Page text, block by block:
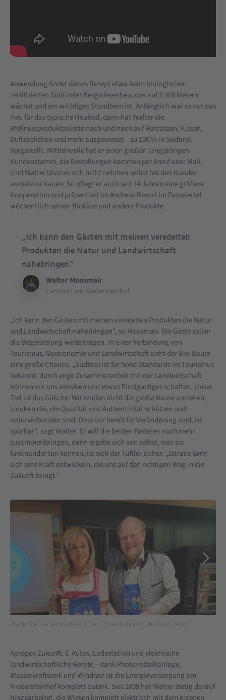
Anwendung findet dieses Rezept etwa beim biologischen
zertifizierten Südtiroler Bergwiesenheu, das auf 2.000 Metern
wächst und ein wichtiges Standbein ist. Anfänglich war es nur das
Heu für das typische Heubad, dann hat Walter die
Wellnessproduktpalette nach und nach auf Matratzen, Kissen,
Duftsäckchen und mehr ausgeweitet – zu 100 % in Südtirol
hergestellt. Mittlerweile hat er einen großen langjährigen
Kundenstamm, die Bestellungen kommen per Anruf oder Mail.
Und Walter lässt es sich nicht nehmen selbst bei den Kunden
vorbeizuschauen. So pflegt er auch seit 14 Jahren eine größere
Kooperation und präsentiert im Andreus Resort im Passeiertal
wöchentlich seinen Biokäse und andere Produkte.
„Ich kann den Gästen mit meinen veredelten
Produkten die Natur und Landwirtschaft
nahebringen.“
Walter Moosmair
Landwirt am Niedersteinhof
„Ich kann den Gästen mit meinen veredelten Produkten die Natur
und Landwirtschaft nahebringen“, so Moosmair. Die Gäste sollen
die Begeisterung weitertragen. In einer Verbindung von
Tourismus, Gastronomie und Landwirtschaft sieht der Bio-Bauer
eine große Chance. „Südtirol ist für hohe Standards im Tourismus
bekannt, durch enge Zusammenarbeit mit der Landwirtschaft
können wir uns abheben und etwas Einzigartiges schaffen. Unser
Ziel ist das Gleiche: Wir wollen nicht die große Masse anziehen,
sondern die, die Qualität und Authentizität schätzen und
naturverbunden sind. Dass wir bereit für Veränderung sind, ist
spürbar“, sagt Walter. Er will die beiden Parteien noch mehr
zusammenbringen, dann ergebe sich von selbst, was sie
füreinander tun können, ist sich der Tüftler sicher: „Daraus kann
sich eine Kraft entwickeln, die uns auf den richtigen Weg in die
Zukunft bringt.“
Walter bei seiner wöchentlichen Präsentation im Andreus Resort
Apropos Zukunft: E-Autos, Ladestation und elektrische
landwirtschaftliche Geräte – dank Photovoltaikanlage,
Wasserkraftwerk und Windrad ist die Energieversorgung am
Niedersteinhof komplett autark. Seit 2009 hat Walter stetig darauf
hingearbeitet, die Wiesen komplett elektrisch mit dem eigenen